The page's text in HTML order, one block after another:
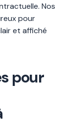
Nos
pour
et affiché
pour